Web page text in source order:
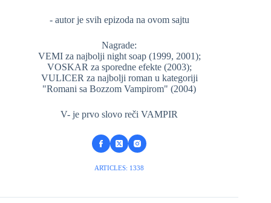
- autor je svih epizoda na ovom sajtu
Nagrade:
VEMI za najbolji night soap (1999, 2001);
VOSKAR za sporedne efekte (2003);
VULICER za najbolji roman u kategoriji
"Romani sa Bozzom Vampirom" (2004)
V- je prvo slovo reči VAMPIR
ARTICLES: 1338